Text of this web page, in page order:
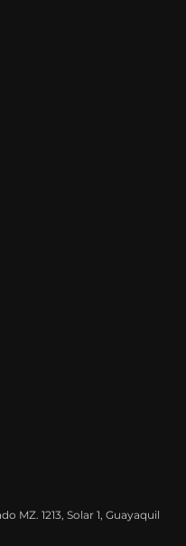
MZ. 1213, Solar 1, Guayaquil